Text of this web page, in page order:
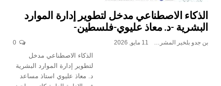
الذكاء الاصطناعي مدخل لتطوير إدارة الموارد
البشرية -د. معاذ عليوي-فلسطين-
11 مايو, 2026
الذكاء الاصطناعي مدخل
لتطوير إدارة الموارد البشرية
د. معاذ عليوي استاذ مساعد